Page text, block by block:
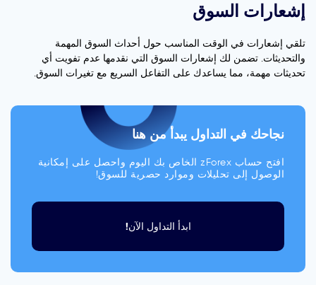
إشعارات السوق
تلقي إشعارات في الوقت المناسب حول أحداث السوق المهمة
والتحديثات. تضمن لك إشعارات السوق التي نقدمها عدم تفويت أي
تحديثات مهمة، مما يساعدك على التفاعل السريع مع تغيرات السوق.
نجاحك في التداول يبدأ من هنا
افتح حساب zForex الخاص بك اليوم واحصل على إمكانية
الوصول إلى تحليلات وموارد حصرية للسوق!
ابدأ التداول الآن!